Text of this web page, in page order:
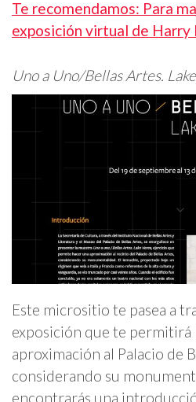
Te recomendamos: Para
exposición virtual de
Uno a Uno/Bellas Artes.
Este micrositio te pasea a
exposición que te permitirá
aproximación al Palacio de
considerando su
encontrarás una